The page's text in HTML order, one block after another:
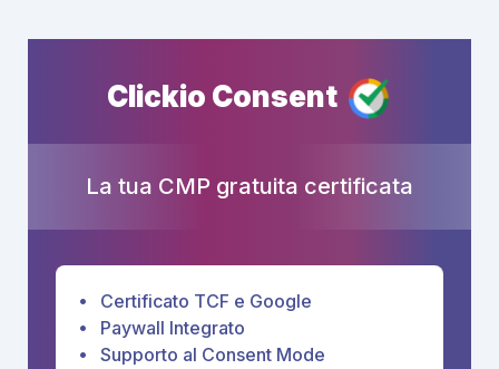
Clickio Consent
La tua CMP gratuita certificata
Certificato TCF e Google
Paywall Integrato
Supporto al Consent Mode